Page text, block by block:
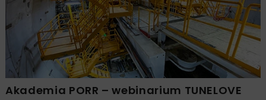
Akademia PORR – webinarium TUNELOVE